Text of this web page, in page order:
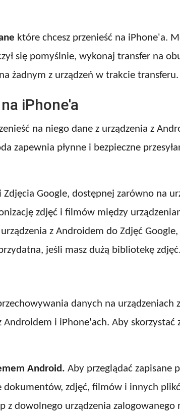
które chcesz przenieść na iPhone'a.
się pomyślnie, wykonaj transfer na
żadnym z urządzeń w trakcie transferu.
iPhone'a
na niego dane z urządzenia z
zapewnia płynne i bezpieczne
Google, dostępnej zarówno na
zdjęć i filmów między
z Androidem do Zdjęć
jeśli masz dużą bibliotekę zdjęć.
danych na urządzeniach
i iPhone'ach. Aby
Android. Aby przeglądać zapisane
dokumentów, zdjęć, filmów i innych
z dowolnego urządzenia